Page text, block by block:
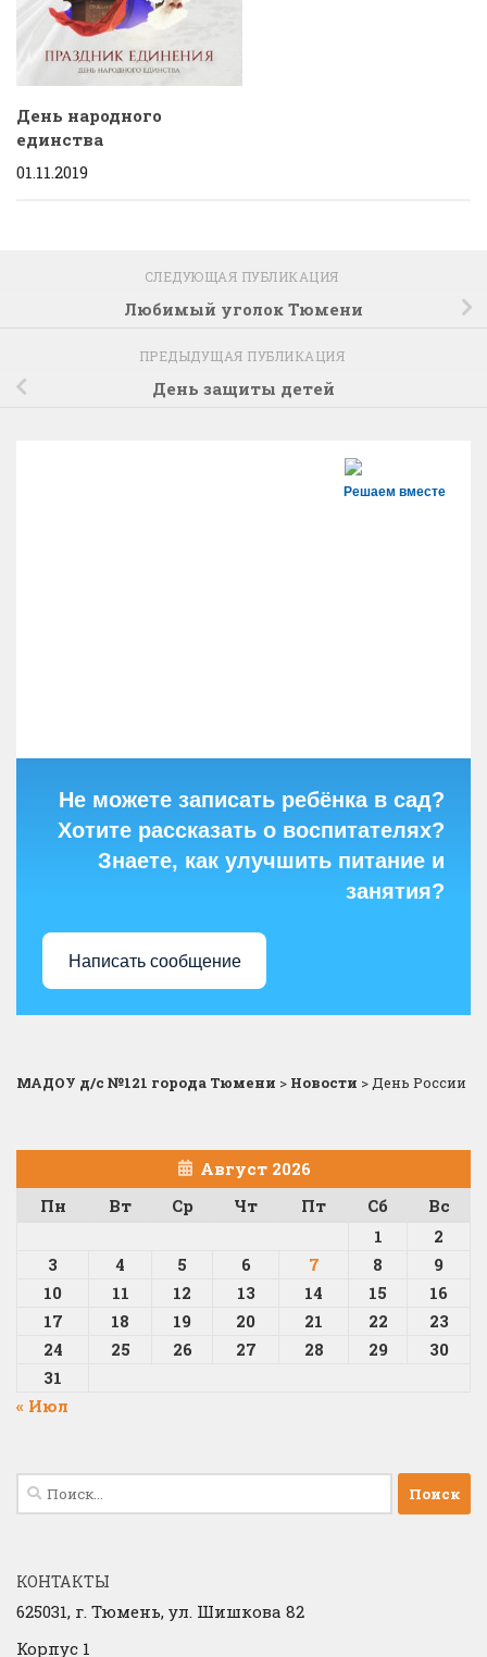
День народного
единства
01.11.2019
СЛЕДУЮЩАЯ ПУБЛИКАЦИЯ
Любимый уголок Тюмени
ПРЕДЫДУЩАЯ ПУБЛИКАЦИЯ
День защиты детей
Решаем вместе
Не можете записать ребёнка в сад?
Хотите рассказать о воспитателях?
Знаете, как улучшить питание и
занятия?
Написать сообщение
МАДОУ д/с №121 города Тюмени > Новости >День России
Август 2026
Пн
Вт Ср Чт Пт Сб
Вс
1
2
3
4 5 6 7 8
9
10
11 12 13 14 15
16
17
18 19 20 21 22
23
24
25 26 27 28 29
30
31
« Июл
Найти:
КОНТАКТЫ
625031, г. Тюмень, ул. Шишкова 82
Корпус 1